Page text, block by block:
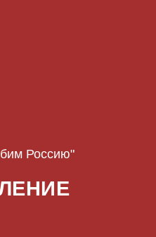
Россию"